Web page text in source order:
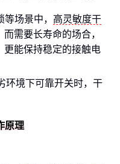
场景中， 高灵敏度干
需要长寿命的场合，
更能保持稳定的接触电
环境下可靠开关时，干
原理